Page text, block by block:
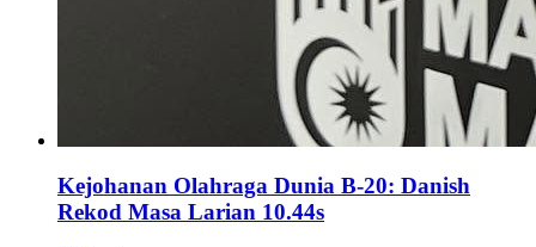
Kejohanan Olahraga Dunia B-20: Danish
Rekod Masa Larian 10.44s